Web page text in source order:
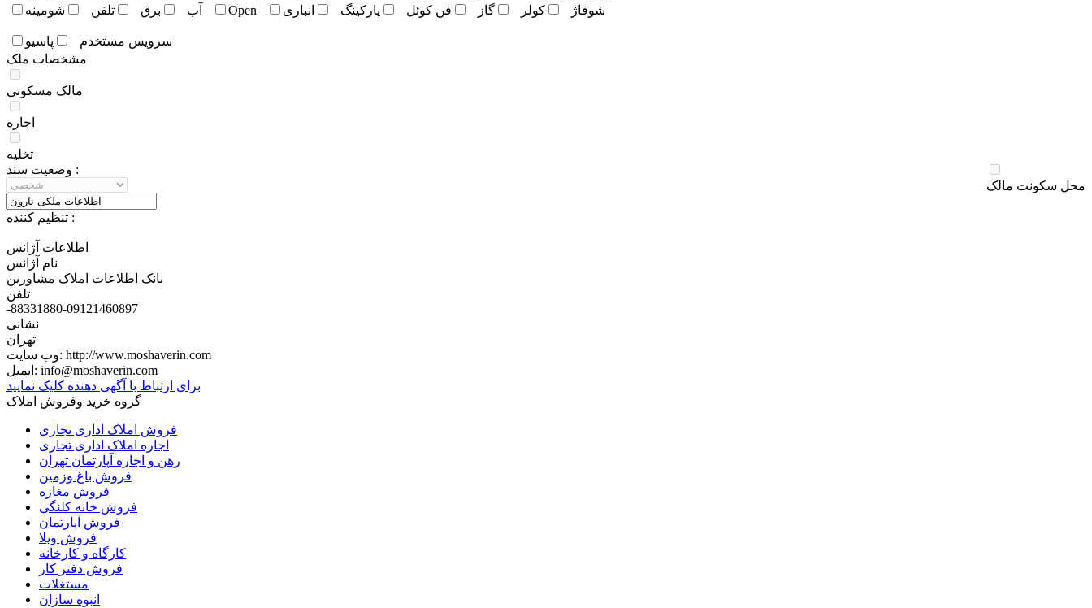
آب
برق تلفن شومينه Open شوفاژ کولر گاز فن کوئل پارکينگ انباری
سرويس مستخدم
پاسيو
مشخصات ملک
مالک مسکونی
اجاره
تخلیه
محل سکونت مالک
وضعيت سند :
تنظيم کننده :
اطلاعات آژانس
نام آژانس
بانک اطلاعات املاک مشاورین
تلفن
-88331880-09121460897
نشانی
تهران
وب سایت: http://www.moshaverin.com
ایمیل: info@moshaverin.com
برای ارتباط با آگهی دهنده کلیک نمایید
گروه خرید وفروش املاک
فروش املاک اداری تجاری
اجاره املاک اداری تجاری
رهن و اجاره آپارتمان تهران
فروش باغ وزمین
فروش مغازه
فروش خانه کلنگی
فروش آپارتمان
فروش ویلا
کارگاه و کارخانه
فروش دفتر کار
مستغلات
انبوه سازان